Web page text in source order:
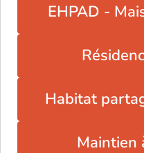
EHPAD -
Habitat
Maintien